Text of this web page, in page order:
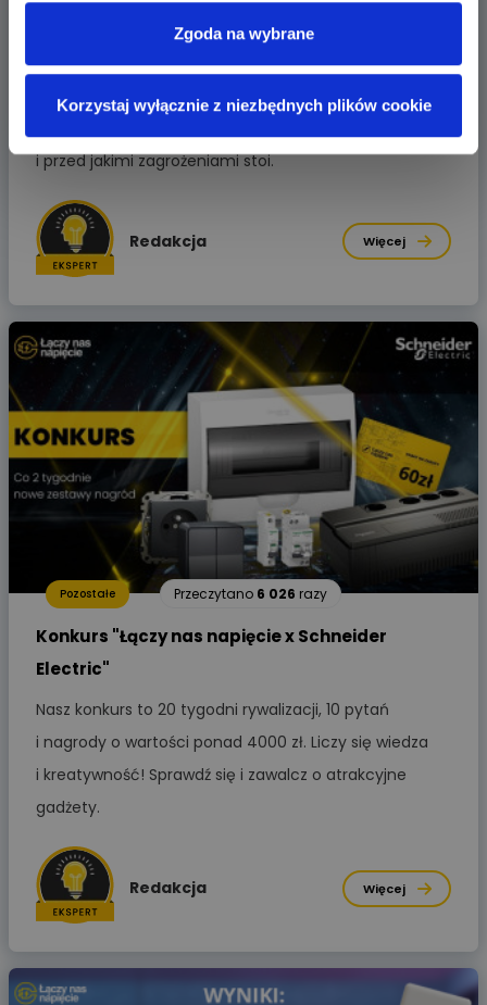
Zgoda na wybrane
Korzystaj wyłącznie z niezbędnych plików cookie
Bez pasji się nie da – o zwycięzcy pierwszej
Rozmowa z Andrzejem Jędrzejowskim, o tym jak został
i przed jakimi zagrożeniami stoi.
Redakcja Więcej
Pozostałe Przeczytano 6 026 razy
Konkurs "Łączy nas napięcie x Schneider
Electric"
Nasz konkurs to 20 tygodni rywalizacji, 10 pytań
i nagrody o wartości ponad 4000 zł. Liczy się wiedza
i kreatywność! Sprawdź się i zawalcz o atrakcyjne
gadżety.
Redakcja Więcej